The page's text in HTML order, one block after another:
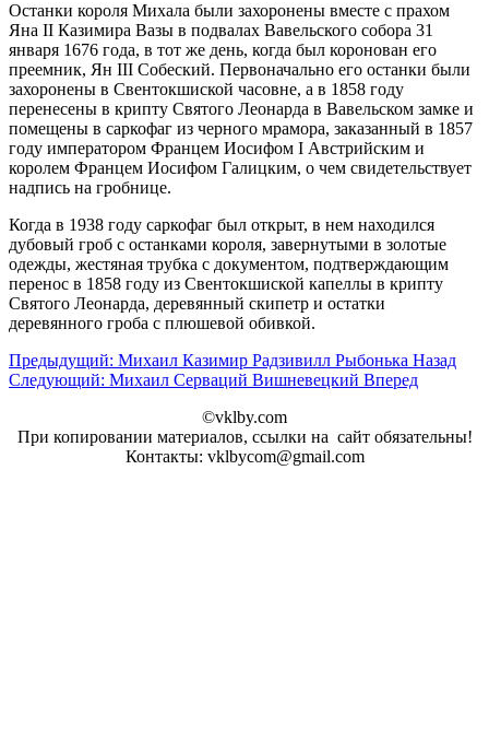
Останки короля Михала были захоронены вместе с прахом
Яна II Казимира Вазы в подвалах Вавельского собора 31
января 1676 года, в тот же день, когда был коронован его
преемник, Ян III Собеский. Первоначально его останки были
захоронены в Свентокшиской часовне, а в 1858 году
перенесены в крипту Святого Леонарда в Вавельском замке и
помещены в саркофаг из черного мрамора, заказанный в 1857
году императором Францем Иосифом I Австрийским и
королем Францем Иосифом Галицким, о чем свидетельствует
надпись на гробнице.
Когда в 1938 году саркофаг был открыт, в нем находился
дубовый гроб с останками короля, завернутыми в золотые
одежды, жестяная трубка с документом, подтверждающим
перенос в 1858 году из Свентокшиской капеллы в крипту
Святого Леонарда, деревянный скипетр и остатки
деревянного гроба с плюшевой обивкой.
Предыдущий: Михаил Казимир Радзивилл Рыбонька Назад
Следующий: Михаил Серваций Вишневецкий Вперед
©vklby.com
При копировании материалов, ссылки на сайт обязательны!
Контакты: vklbycom@gmail.com